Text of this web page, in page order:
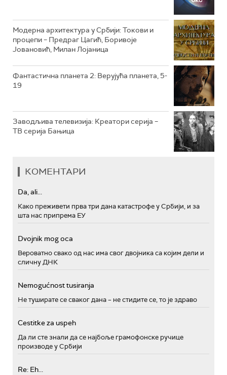
Модерна архитектура у Србији: Токови и
процепи – Предраг Цагић, Боривоје
Јовановић, Милан Лојаница
Фантастична планета 2: Верујућа планета, 5-
19
Заводљива телевизија: Креатори серија –
ТВ серија Бањица
КОМЕНТАРИ
Da, ali...
Како преживети прва три дана катастрофе у Србији, и за
шта нас припрема ЕУ
Dvojnik mog oca
Вероватно свако од нас има свог двојника са којим дели и
сличну ДНК
Nemogućnost tusiranja
Не туширате се сваког дана – не стидите се, то је здраво
Cestitke za uspeh
Да ли сте знали да се најбоље грамофонске ручице
производе у Србији
Re: Eh...